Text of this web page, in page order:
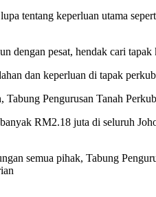
tentang keperluan utama
dengan pesat, hendak cari
dan keperluan di tapak
Pengurusan Tanah
RM2.18 juta di seluruh
semua pihak, Tabung